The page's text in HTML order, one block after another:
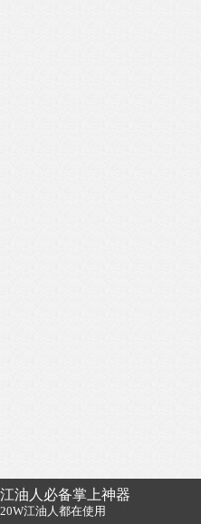
江油人必备掌上神器
20W江油人都在使用